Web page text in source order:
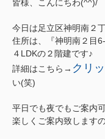
皆様、こんにちわ(^^)/
今日は足立区神明南２
住所は、『神明南２目6-
４LDKの２階建です♪
詳細はこちら→ クリ
い(笑)
平日でも夜でもご案内
楽しくご案内致します